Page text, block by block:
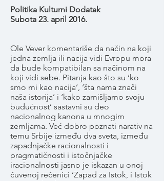
Politika Kulturni Dodatak
Subota 23. april 2016.
Ole Vever komentariše da način na koji
jedna zemlja ili nacija vidi Evropu mora
da bude kompatibilan sa načinom na
koji vidi sebe. Pitanja kao što su ‘ko
smo mi kao nacija’, ‘šta nama znači
naša istorija’ i ‘kako zamišljamo svoju
budućnost’ sastavni su deo
nacionalnog kanona u mnogim
zemljama. Već dobro poznati narativ na
temu Srbije između dva sveta, između
zapadnjačke racionalnosti i
pragmatičnosti i istočnjačke
iracionalnosti jasno je iskazan u onoj
čuvenoj rečenici ‘Zapad za Istok, i Istok